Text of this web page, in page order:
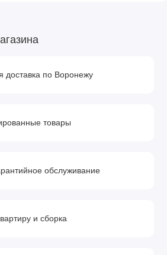
доставка по Воронежу
товары
обслуживание
и сборка